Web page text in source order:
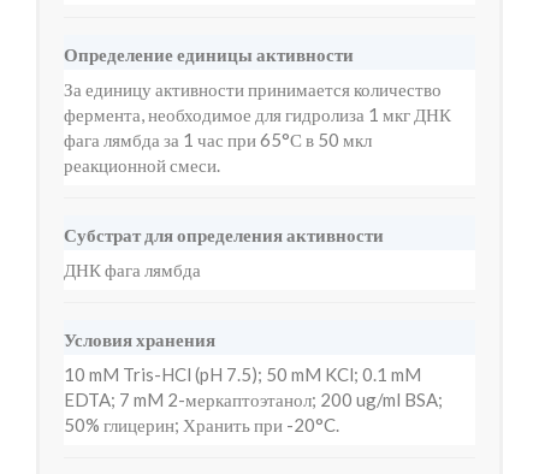
Определение единицы активности
За единицу активности принимается количество
фермента, необходимое для гидролиза 1 мкг ДНК
фага лямбда за 1 час при 65°С в 50 мкл
реакционной смеси.
Субстрат для определения активности
ДНК фага лямбда
Условия хранения
10 mM Tris-HCl (pH 7.5); 50 mM KCl; 0.1 mM
EDTA; 7 mM 2-меркаптоэтанол; 200 ug/ml BSA;
50% глицерин; Хранить при -20°C.